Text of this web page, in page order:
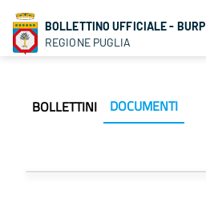
BOLLETTINO UFFICIALE - BURP
REGIONE PUGLIA
BOLLETTINI DOCUMENTI